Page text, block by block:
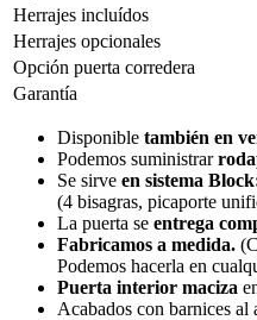
Herrajes incluídos
Herrajes opcionales
Opción puerta corredera
Garantía
Disponible también en
Podemos suministrar
Se sirve en sistema
(4 bisagras, picaporte
La puerta se entrega
Fabricamos a medida.
Podemos hacerla en
Puerta interior maciza
Acabados con barnices